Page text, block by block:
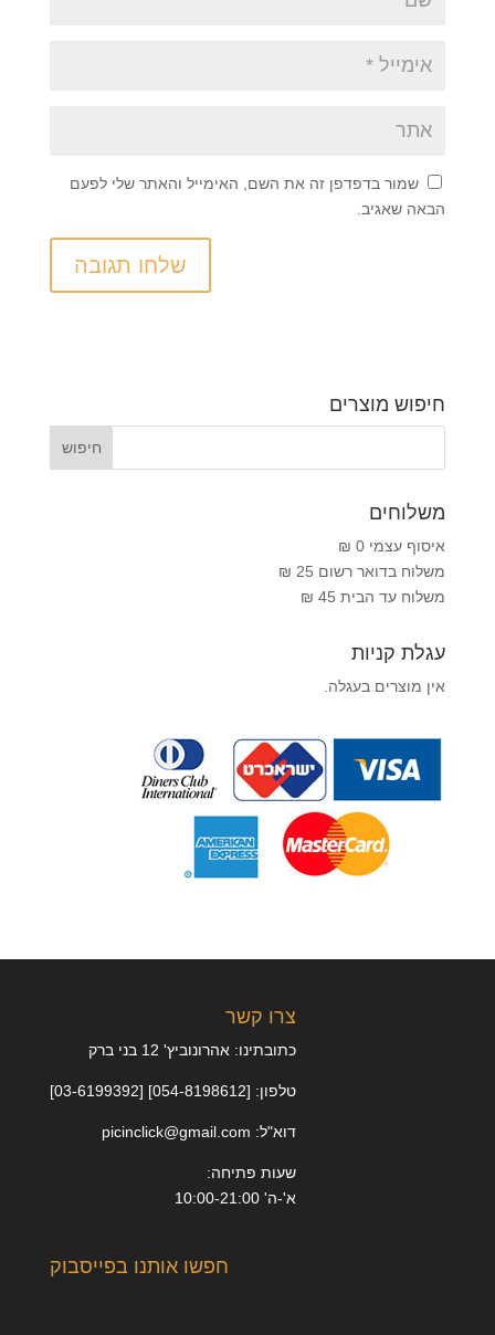
שמור בדפדפן זה את השם, האימייל והאתר שלי לפעם
הבאה שאגיב.
חיפוש מוצרים
משלוחים
איסוף עצמי 0 ₪
משלוח בדואר רשום 25 ₪
משלוח עד הבית 45 ₪
עגלת קניות
אין מוצרים בעגלה.
צרו קשר
כתובתינו: אהרונוביץ' 12 בני ברק
טלפון: [054-8198612] [03-6199392]
דוא"ל: picinclick@gmail.com
שעות פתיחה:
א'-ה' 10:00-21:00
חפשו אותנו בפייסבוק